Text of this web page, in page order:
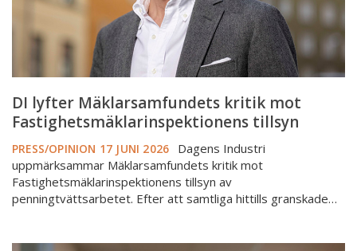
DI lyfter Mäklarsamfundets kritik mot
Fastighetsmäklarinspektionens tillsyn
PRESS/OPINION 17 JUNI 2026
Dagens Industri
uppmärksammar Mäklarsamfundets kritik mot
Fastighetsmäklarinspektionens tillsyn av
penningtvättsarbetet. Efter att samtliga hittills granskade…
Intressanta